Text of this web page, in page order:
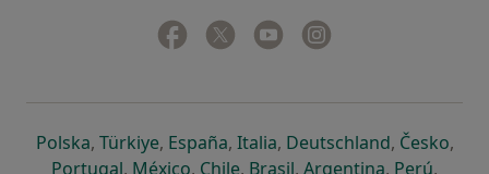
Facebook
yeni bir sekmede açılır
Twitter
yeni bir sekmede açılır
Youtube
yeni bir sekmede açılır
Polskayeni bir sekmede açılır
, Türkiyeyeni bir sekmede açılır
, Españayeni bir sekmede açılır
, Italiayeni bir sekmede açılır
, Deutschlandyeni bir
, Českoyeni
,
Portugalyeni bir sekmede açılır
, Méxicoyeni bir sekmede açılır
, Chileyeni bir sekmede açılır
, Brasilyeni bir sekmede açılır
, Argentinayeni bir
, Perúyeni
,